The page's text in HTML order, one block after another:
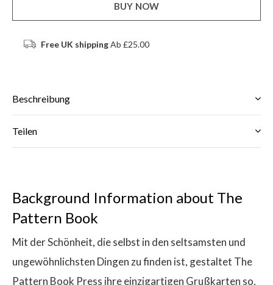
BUY NOW
Free UK shippingAb £25.00
Beschreibung
Teilen
Background Information about The
Pattern Book
Mit der Schönheit, die selbst in den seltsamsten und
ungewöhnlichsten Dingen zu finden ist, gestaltet The
Pattern Book Press ihre einzigartigen Grußkarten so,